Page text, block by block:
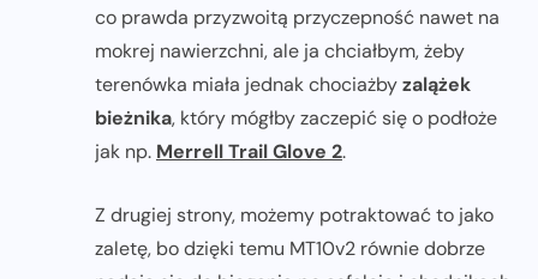
co prawda przyzwoitą przyczepność nawet na
mokrej nawierzchni, ale ja chciałbym, żeby
terenówka miała jednak chociażbyzalążek
bieżnika, który mógłby zaczepić się o podłoże
jak np. Merrell Trail Glove 2.
Z drugiej strony, możemy potraktować to jako
zaletę, bo dzięki temu MT10v2 równie dobrze